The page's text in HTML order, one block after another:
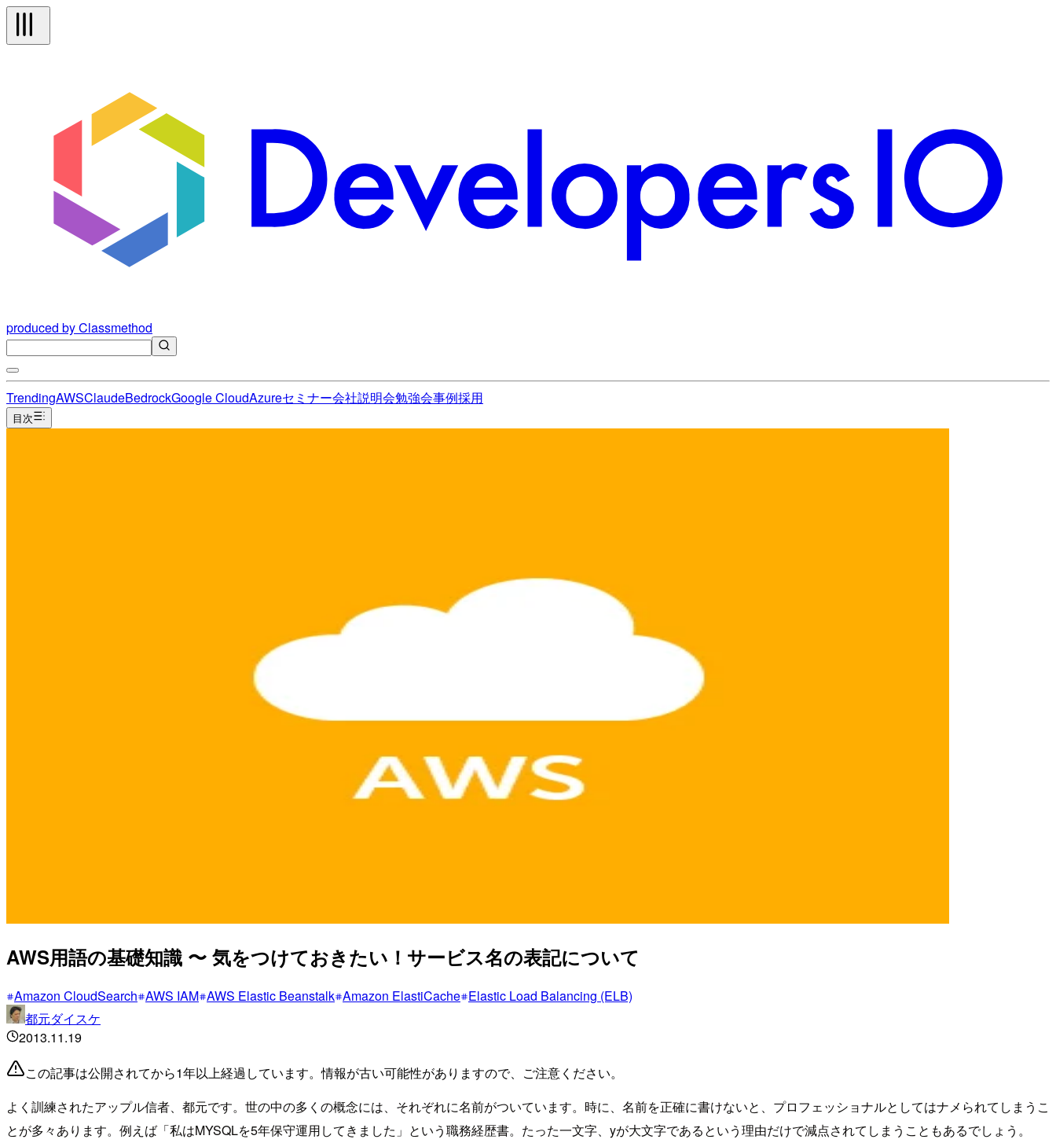
produced by Classmethod
TrendingAWSClaudeBedrockGoogle CloudAzureセミナー会社説明会勉強会事例採用
目次
AWS用語の基礎知識 〜 気をつけておきたい！サービス名の表記について
Amazon CloudSearch AWS IAM AWS Elastic Beanstalk Amazon ElastiCache Elastic Load Balancing (ELB)
都元ダイスケ
2013.11.19
この記事は公開されてから1年以上経過しています。情報が古い可能性がありますので、ご注意ください。
よく訓練されたアップル信者、都元です。世の中の多くの概念には、それぞれに名前がついています。時に、名前を正確に書けないと、プロフェッショナルとしてはナメられてしまうこ
とが多々あります。例えば「私はMYSQLを5年保守運用してきました」という職務経歴書。たった一文字、yが大文字であるという理由だけで減点されてしまうこともあるでしょう。